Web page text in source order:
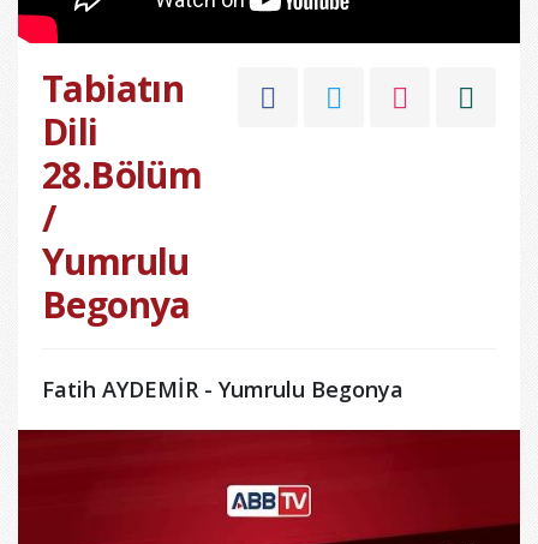
Tabiatın
Dili
28.Bölüm
/
Yumrulu
Begonya
Fatih AYDEMİR - Yumrulu Begonya